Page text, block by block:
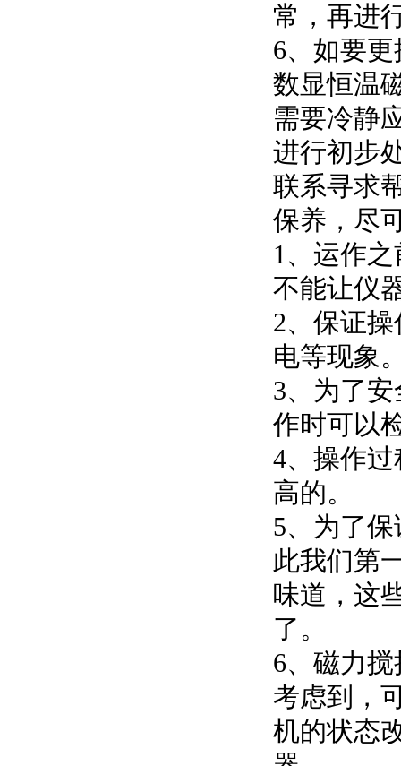
常，再进
6、如要
数显恒温
需要冷静
进行初步
联系寻求
保养，尽
1、运作
不能让仪
2、保证
电等现象
3、为了
作时可以
4、操作
高的。
5、为了
此我们第
味道，这
了。
6、磁力
考虑到，
机的状态